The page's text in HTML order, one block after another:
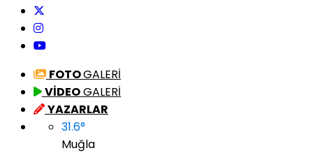
FOTOGALERİ
VİDEOGALERİ
YAZARLAR
31.6°
Muğla